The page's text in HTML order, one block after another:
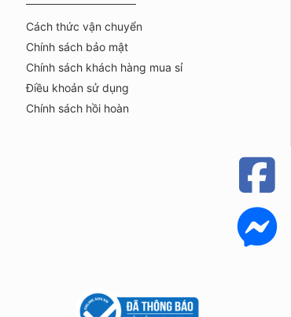
Cách thức vận chuyển
Chính sách bảo mật
Chính sách khách hàng mua sỉ
Điều khoản sử dụng
Chính sách hồi hoàn